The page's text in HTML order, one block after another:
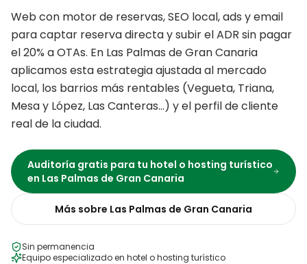
Web con motor de reservas, SEO local, ads y email
para captar reserva directa y subir el ADR sin pagar
el 20% a OTAs. En Las Palmas de Gran Canaria
aplicamos esta estrategia ajustada al mercado
local, los barrios más rentables (Vegueta, Triana,
Mesa y López, Las Canteras…) y el perfil de cliente
real de la ciudad.
Auditoría gratis para tu hotel o hosting turístico
en Las Palmas de Gran Canaria
Más sobre Las Palmas de Gran Canaria
Sin permanencia
Equipo especializado en hotel o hosting turístico